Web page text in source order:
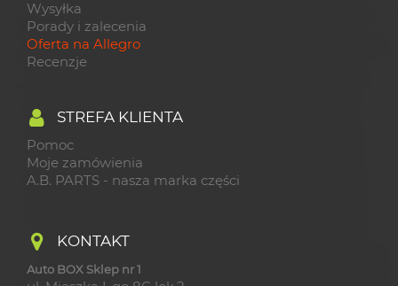
Wysyłka
Porady i zalecenia
Oferta na Allegro
Recenzje
STREFA KLIENTA
Pomoc
Moje zamówienia
A.B. PARTS - nasza marka części
KONTAKT
Auto BOX Sklep nr 1